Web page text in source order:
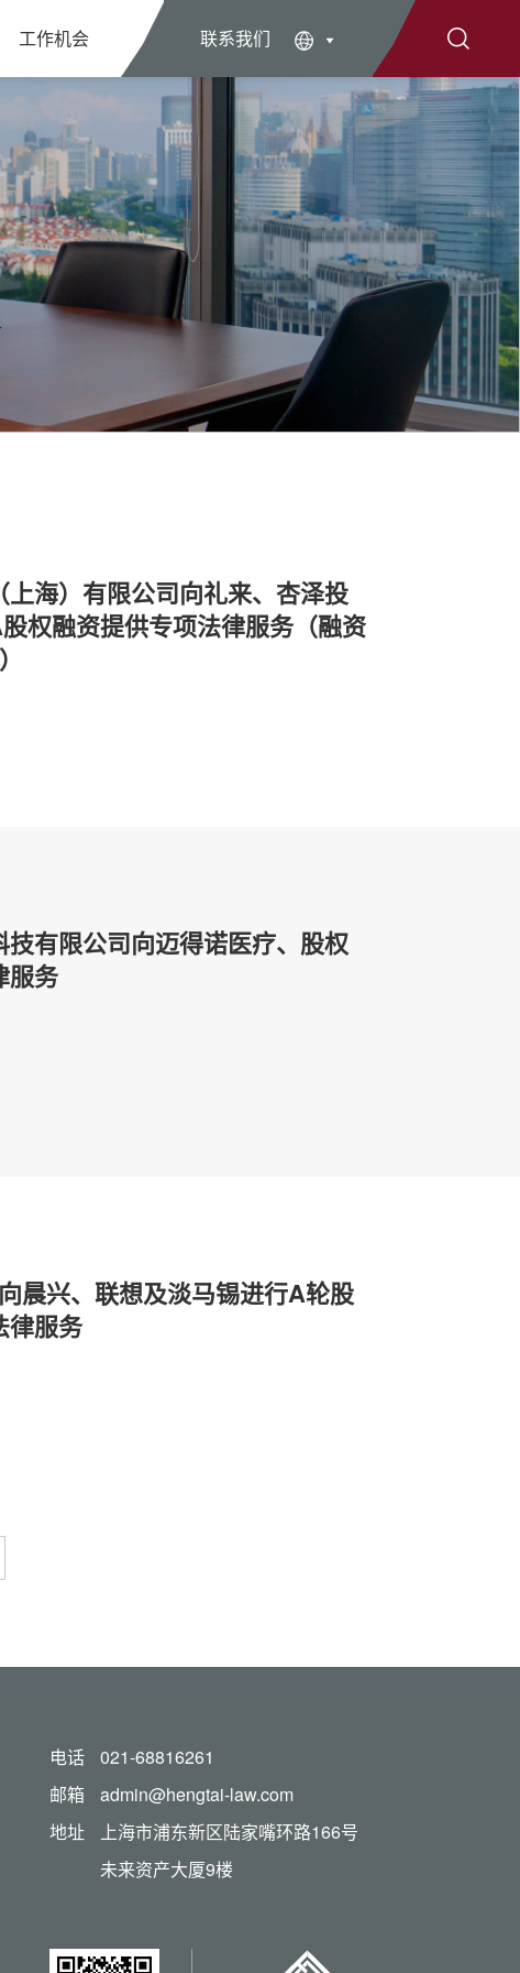
工作机会 联系我们
海）有限公司向礼来、杏泽投
权融资提供专项法律服务（融资
有限公司向迈得诺医疗、股权
服务
晨兴、联想及淡马锡进行A轮股
律服务
电话
021-68816261
邮箱
admin@hengtai-law.com
地址
上海市浦东新区陆家嘴环路166号
未来资产大厦9楼